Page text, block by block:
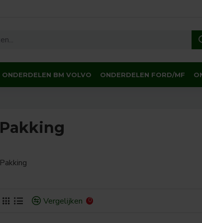
ONDERDELEN BM VOLVO ONDERDELEN FORD/MF
Pakking
Pakking
Vergelijken 0